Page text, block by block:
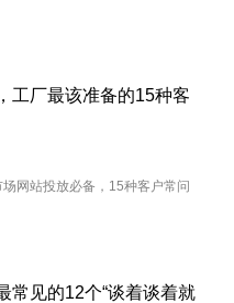
工厂最该准备的15种客
网站投放必备，15种客户常问
常见的12个“谈着谈着就